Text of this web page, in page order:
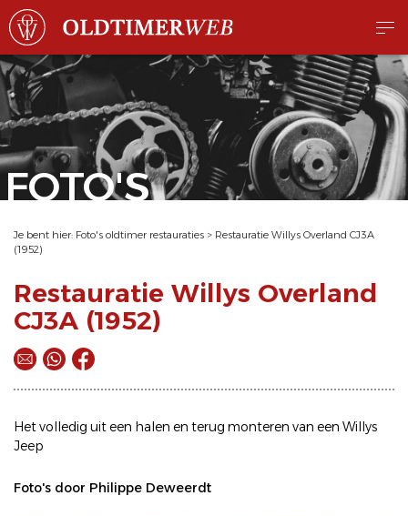
FOTO'S
Je bent hier: Foto's oldtimer restauraties > Restauratie Willys Overland CJ3A
(1952)
Restauratie Willys Overland
CJ3A (1952)
Het volledig uit een halen en terug monteren van een Willys
Jeep
Foto's door Philippe Deweerdt